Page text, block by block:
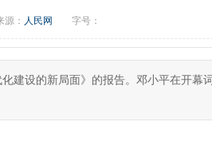
源： 人民网 字号：
建设的新局面》的报告。邓小平在开幕